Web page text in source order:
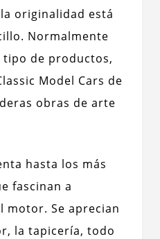
originalidad está
Normalmente
de productos,
Model Cars de
obras de arte
hasta los más
fascinan a
motor. Se aprecian
la tapicería, todo